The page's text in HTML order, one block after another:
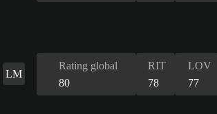
LM
Rating global
80
RIT
78
LOV
77